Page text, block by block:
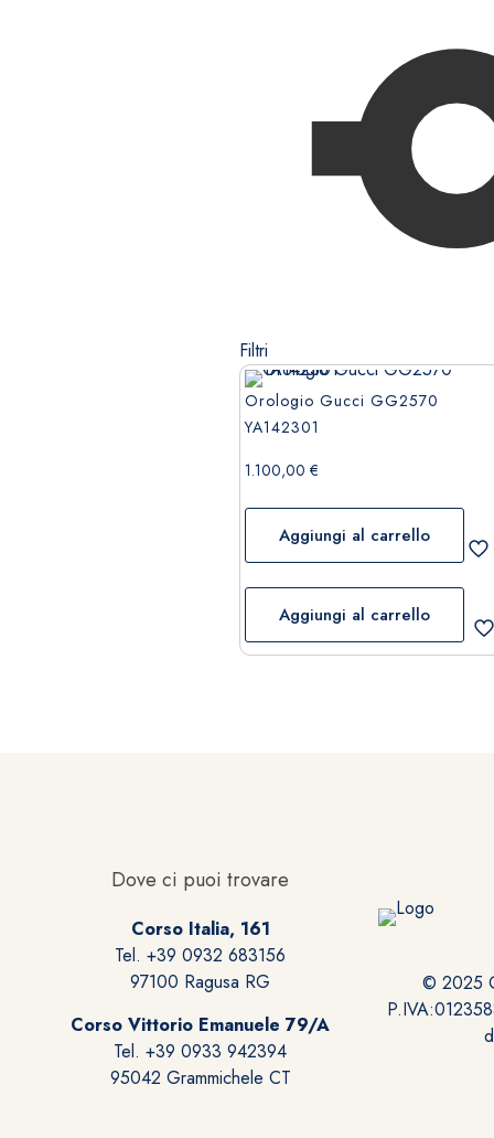
Filtri
Orologio Gucci GG2570
YA142301
1.100,00 €
Aggiungi al carrello
Aggiungi al carrello
Dove ci puoi trovare
Corso Italia, 161
Tel. +39 0932 683156
97100 Ragusa RG
Corso Vittorio Emanuele 79/A
Tel. +39 0933 942394
95042 Grammichele CT
© 2025